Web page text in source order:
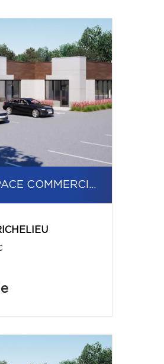
LOCATION D'ESPACE COMMERCIAL/BUREAU